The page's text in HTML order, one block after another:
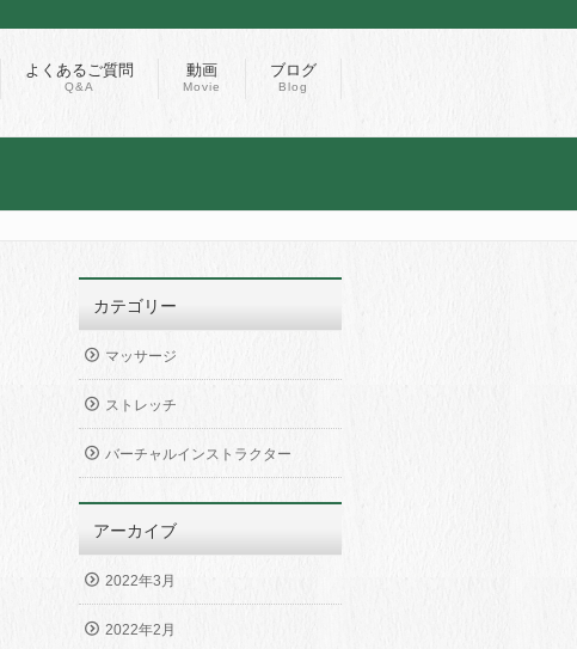
よくあるご質問
Q&A
動画
Movie
ブログ
Blog
カテゴリー
マッサージ
ストレッチ
バーチャルインストラクター
アーカイブ
2022年3月
2022年2月